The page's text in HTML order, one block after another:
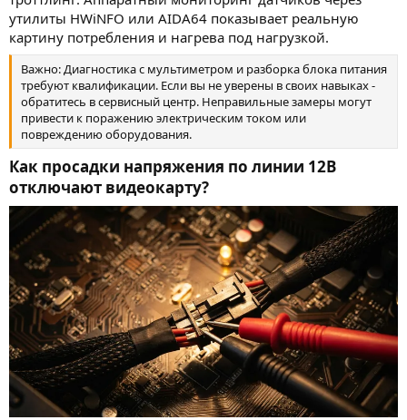
утилиты HWiNFO или AIDA64 показывает реальную
картину потребления и нагрева под нагрузкой.
Важно: Диагностика с мультиметром и разборка блока питания
требуют квалификации. Если вы не уверены в своих навыках -
обратитесь в сервисный центр. Неправильные замеры могут
привести к поражению электрическим током или
повреждению оборудования.
Как просадки напряжения по линии 12В
отключают видеокарту?​